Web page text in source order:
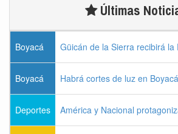
Últimas
Boyacá Güicán de la Sierra recibirá
Boyacá Habrá cortes de luz en
Deportes América y Nacional